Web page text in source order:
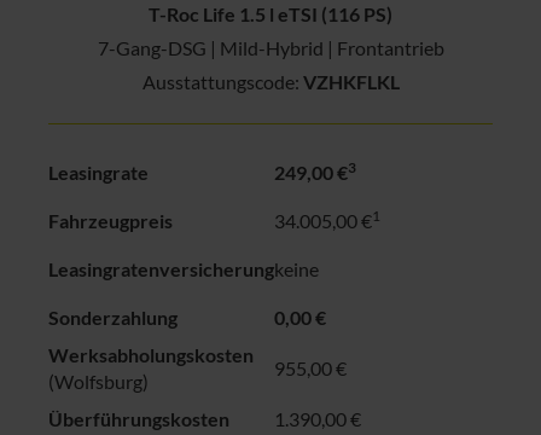
T-Roc Life 1.5 l eTSI (116 PS)
7-Gang-DSG | Mild-Hybrid | Frontantrieb
Ausstattungscode: VZHKFLKL
Leasingrate 249,00 €3
Fahrzeugpreis 34.005,00 €1
Leasingratenversicherungkeine
Sonderzahlung
0,00 €
Werksabholungskosten
(Wolfsburg)
955,00€
Überführungskosten 1.390,00 €